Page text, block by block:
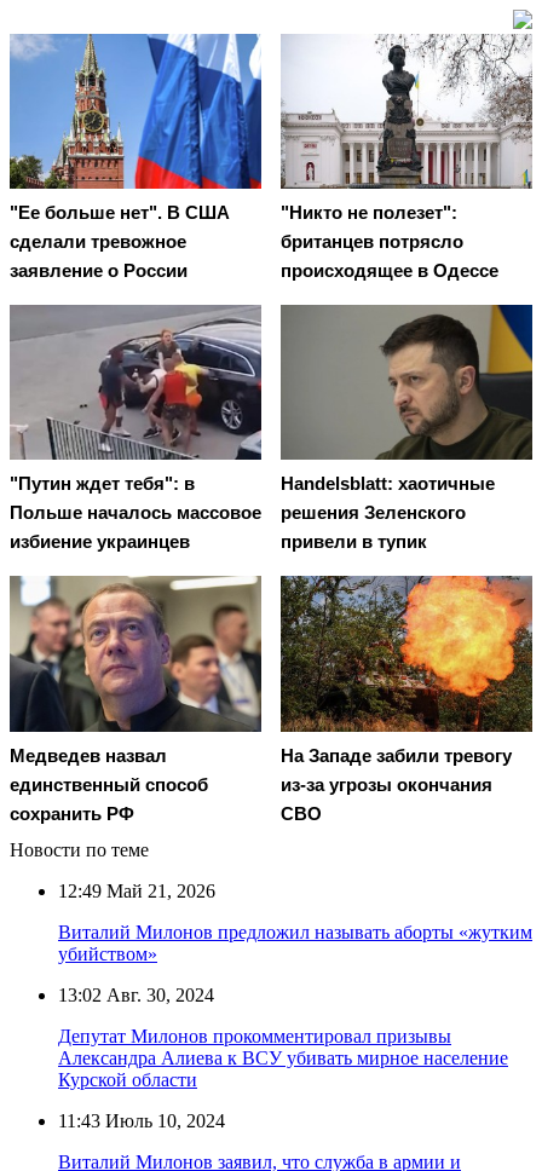
"Ее больше нет". В США
сделали тревожное
заявление о России
"Никто не полезет":
британцев потрясло
происходящее в Одессе
"Путин ждет тебя": в
Польше началось массовое
избиение украинцев
Handelsblatt: хаотичные
решения Зеленского
привели в тупик
Медведев назвал
единственный способ
сохранить РФ
На Западе забили тревогу
из-за угрозы окончания
СВО
Новости по теме
12:49 Май 21, 2026
Виталий Милонов предложил называть аборты «жутким
убийством»
13:02 Авг. 30, 2024
Депутат Милонов прокомментировал призывы
Александра Алиева к ВСУ убивать мирное население
Курской области
11:43 Июль 10, 2024
Виталий Милонов заявил, что служба в армии и